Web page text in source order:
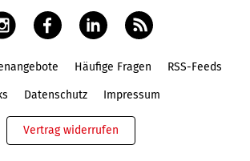
Häufige Fragen RSS-Feeds
Datenschutz Impressum
Vertrag widerrufen